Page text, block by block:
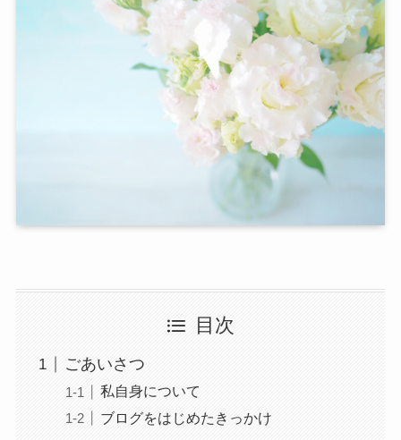
目次
ごあいさつ
私自身について
ブログをはじめたきっかけ